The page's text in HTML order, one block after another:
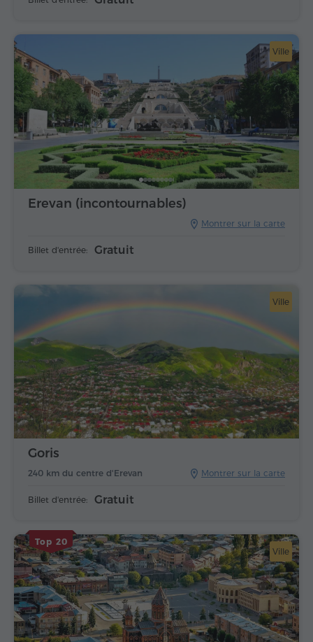
Ville
Montrer sur la carte
Erevan (incontournables)
Billet d'entrée: Gratuit
Ville
Montrer sur la carte
240 km du centre d'Erevan
Goris
Billet d'entrée: Gratuit
Top 20
Ville